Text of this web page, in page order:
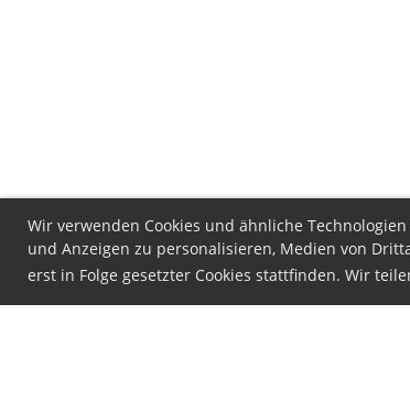
Wir verwenden Cookies und ähnliche
und Anzeigen zu personalisieren, Medien von
erst in Folge gesetzter Cookies stattfinden. Wir